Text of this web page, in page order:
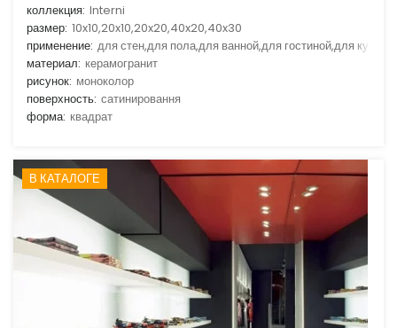
коллекция: Interni
размер: 10x10,20x10,20x20,40x20,40x30
применение: для стен,для пола,для ванной,для гостиной,для кухни
материал: керамогранит
рисунок: моноколор
поверхность: сатинировання
форма: квадрат
В КАТАЛОГЕ